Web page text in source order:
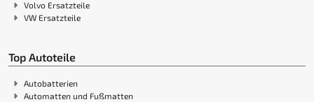
Volvo Ersatzteile
VW Ersatzteile
Top Autoteile
Autobatterien
Automatten und Fußmatten